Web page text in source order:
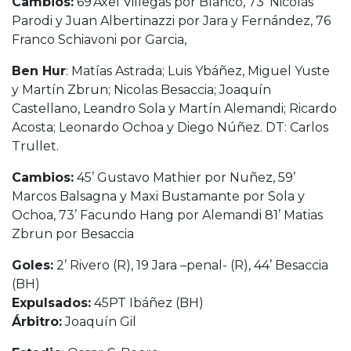
Parodi y Juan Albertinazzi por Jara y Fernández, 76
Franco Schiavoni por Garcia,
Ben Hur: Matías Astrada; Luis Ybáñez, Miguel Yuste
y Martín Zbrun; Nicolas Besaccia; Joaquín
Castellano, Leandro Sola y Martín Alemandi; Ricardo
Acosta; Leonardo Ochoa y Diego Núñez. DT: Carlos
Trullet.
Cambios: 45’ Gustavo Mathier por Nuñez, 59’
Marcos Balsagna y Maxi Bustamante por Sola y
Ochoa, 73’ Facundo Hang por Alemandi 81’ Matias
Zbrun por Besaccia
Goles: 2’ Rivero (R), 19 Jara –penal- (R), 44’ Besaccia
(BH)
Expulsados: 45PT Ibáñez (BH)
Árbitro:Joaquín Gil